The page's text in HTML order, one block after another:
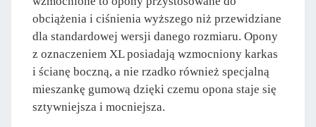
obciążenia i ciśnienia wyższego niż przewidziane
dla standardowej wersji danego rozmiaru. Opony
z oznaczeniem XL posiadają wzmocniony karkas
i ścianę boczną, a nie rzadko również specjalną
mieszankę gumową dzięki czemu opona staje się
sztywniejsza i mocniejsza.